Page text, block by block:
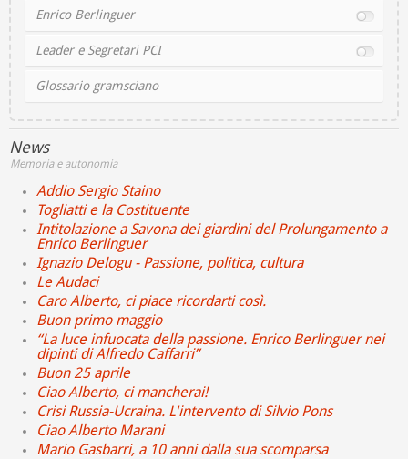
Enrico Berlinguer
Leader e Segretari PCI
Glossario gramsciano
News
Memoria e autonomia
Addio Sergio Staino
Togliatti e la Costituente
Intitolazione a Savona dei giardini del Prolungamento a
Enrico Berlinguer
Ignazio Delogu - Passione, politica, cultura
Le Audaci
Caro Alberto, ci piace ricordarti così.
Buon primo maggio
“La luce infuocata della passione. Enrico Berlinguer nei
dipinti di Alfredo Caffarri”
Buon 25 aprile
Ciao Alberto, ci mancherai!
Crisi Russia-Ucraina. L'intervento di Silvio Pons
Ciao Alberto Marani
Mario Gasbarri, a 10 anni dalla sua scomparsa